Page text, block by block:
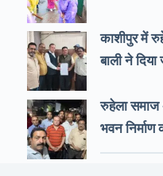
काशीपुर में
बाली ने दिया
रुहेला समाज
भवन